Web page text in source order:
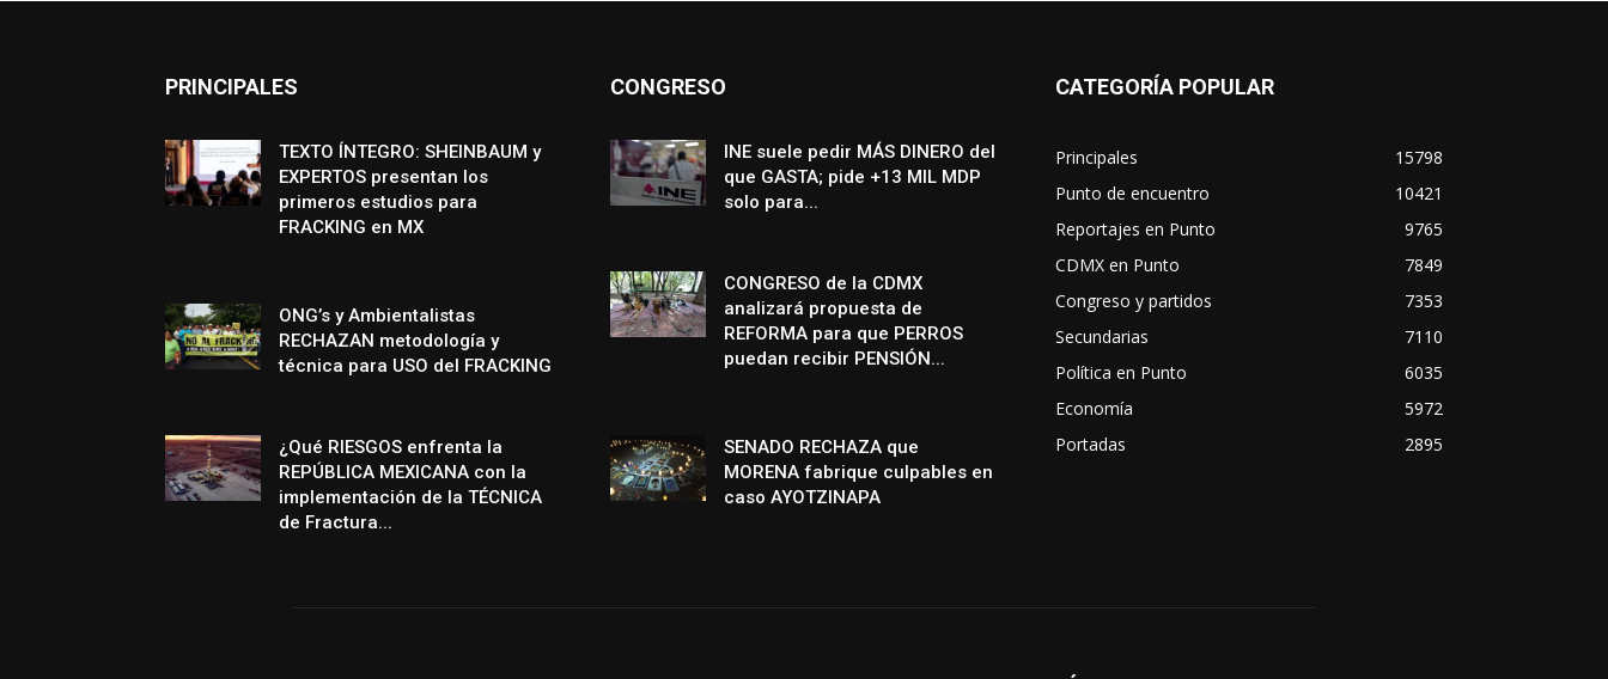
PRINCIPALES
TEXTO ÍNTEGRO: SHEINBAUM y
EXPERTOS presentan los
primeros estudios para
FRACKING en MX
ONG’s y Ambientalistas
RECHAZAN metodología y
técnica para USO del FRACKING
¿Qué RIESGOS enfrenta la
REPÚBLICA MEXICANA con la
implementación de la TÉCNICA
de Fractura...
CONGRESO
INE suele pedir MÁS DINERO del
que GASTA; pide +13 MIL MDP
solo para...
CONGRESO de la CDMX
analizará propuesta de
REFORMA para que PERROS
puedan recibir PENSIÓN...
SENADO RECHAZA que
MORENA fabrique culpables en
caso AYOTZINAPA
CATEGORÍA POPULAR
Principales
15798
Punto de encuentro
10421
Reportajes en Punto
9765
CDMX en Punto
7849
Congreso y partidos
7353
Secundarias
7110
Política en Punto
6035
Economía
5972
Portadas
2895